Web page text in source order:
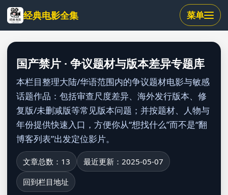
跳
到
主
要
经典电影全集 菜单
国产禁片 · 争议题材与版本差异专题库
本栏目整理大陆/华语范围内的争议题材电影与敏感
话题作品：包括审查尺度差异、海外发行版本、修
复版/未删减版等常见版本问题；并按题材、人物与
年份提供快速入口，方便你从“想找什么”而不是“翻
博客列表”出发定位影片。
文章总数：13
最近更新：2025-05-07
回到栏目地址